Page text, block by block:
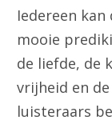
Iedereen
mooie
de liefde, de
vrijheid en
luisteraars